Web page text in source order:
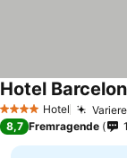
4 StjernerHotel
Hotel
8,7 Fremragende